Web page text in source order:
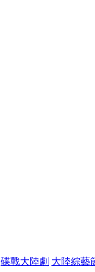
碟戰大陸劇 大陸綜藝